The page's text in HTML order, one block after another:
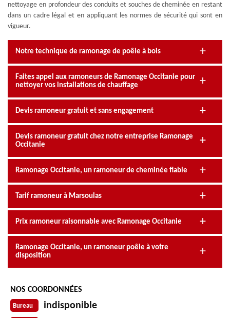
nettoyage en profondeur des conduits et souches de cheminée en restant
dans un cadre légal et en appliquant les normes de sécurité qui sont en
vigueur.
Notre technique de ramonage de poêle à bois
Faites appel aux ramoneurs de Ramonage Occitanie pour
nettoyer vos installations de chauffage
Devis ramoneur gratuit et sans engagement
Devis ramoneur gratuit chez notre entreprise Ramonage
Occitanie
Ramonage Occitanie, un ramoneur de cheminée fiable
Tarif ramoneur à Marsoulas
Prix ramoneur raisonnable avec Ramonage Occitanie
Ramonage Occitanie, un ramoneur poêle à votre
disposition
NOS COORDONNÉES
Bureau indisponible